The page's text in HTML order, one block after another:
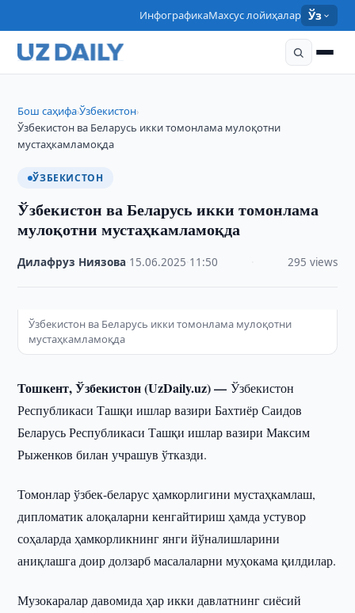
ИнфографикаМахсус лойиҳалар Ўз
Бош саҳифа›Ўзбекистон›
Ўзбекистон ва Беларусь икки томонлама мулоқотни
мустаҳкамламоқда
ЎЗБЕКИСТОН
Ўзбекистон ва Беларусь икки томонлама
мулоқотни мустаҳкамламоқда
Дилафруз Ниязова 15.06.2025 11:50 295 views
Ўзбекистон ва Беларусь икки томонлама мулоқотни
мустаҳкамламоқда
Тошкент, Ўзбекистон (UzDaily.uz) — Ўзбекистон
Республикаси Ташқи ишлар вазири Бахтиёр Саидов
Беларусь Республикаси Ташқи ишлар вазири Максим
Рыженков билан учрашув ўтказди.
Томонлар ўзбек-беларус ҳамкорлигини мустаҳкамлаш,
дипломатик алоқаларни кенгайтириш ҳамда устувор
соҳаларда ҳамкорликнинг янги йўналишларини
аниқлашга доир долзарб масалаларни муҳокама қилдилар.
Музокаралар давомида ҳар икки давлатнинг сиёсий